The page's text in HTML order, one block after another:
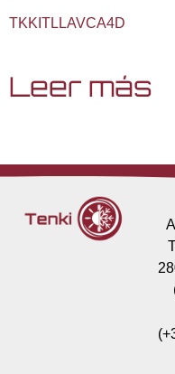
TKKITLLAVCA4D
Leer más